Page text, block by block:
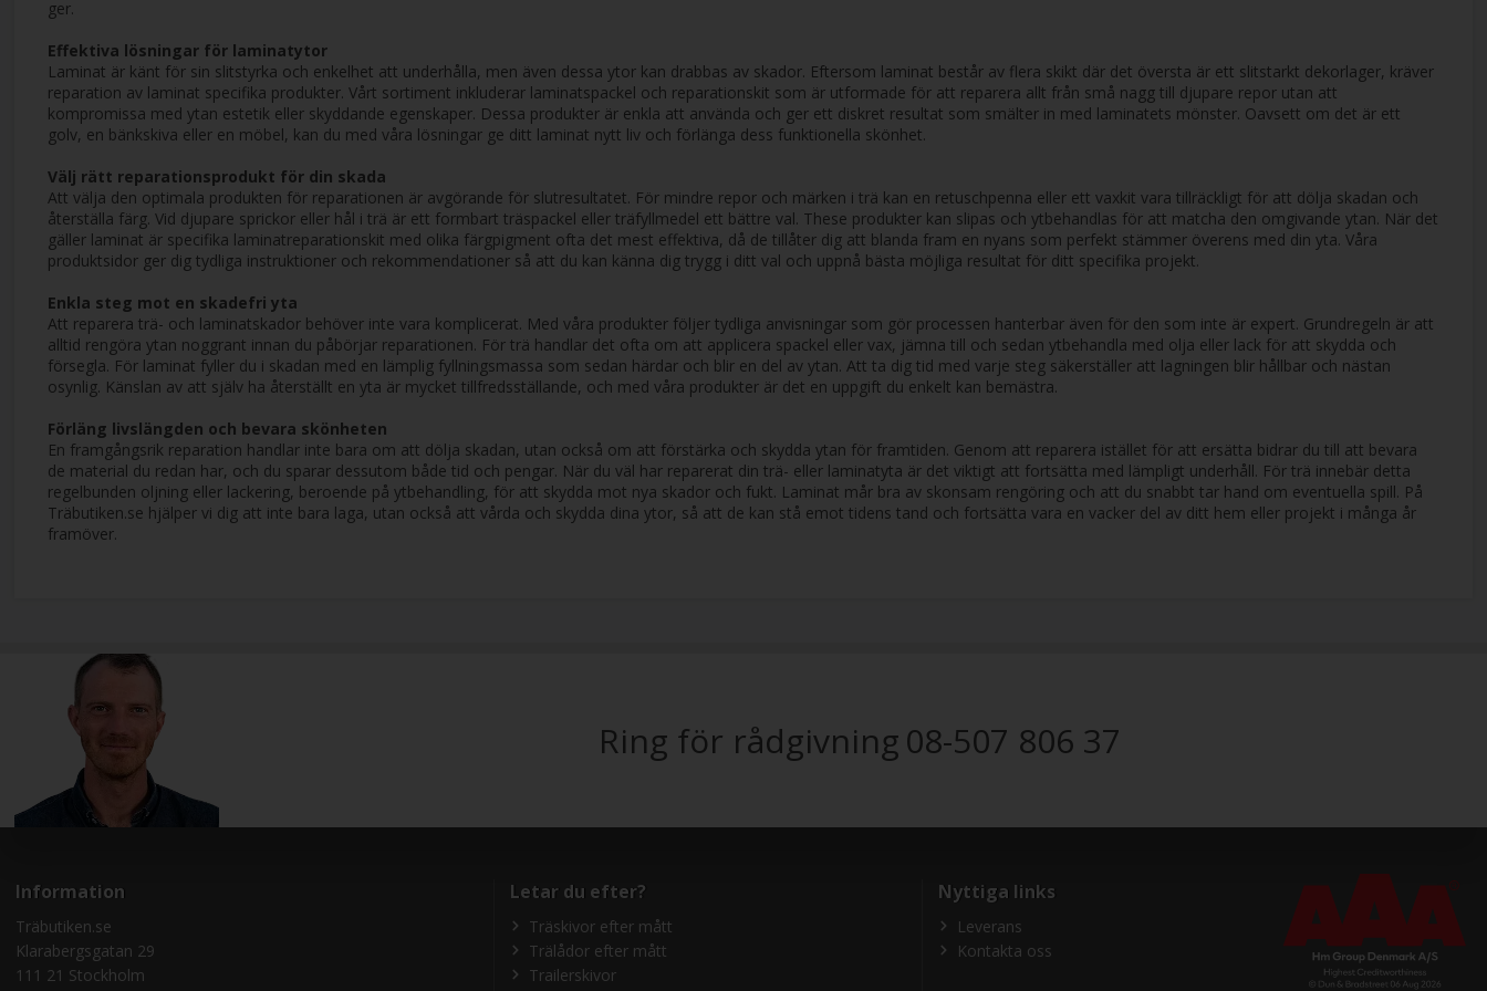
ger.
Effektiva lösningar för laminatytor
Laminat är känt för sin slitstyrka och enkelhet att underhålla, men även dessa ytor kan drabbas av skador. Eftersom laminat består av flera skikt där det översta är ett slitstarkt dekorlager, kräver
reparation av laminat specifika produkter. Vårt sortiment inkluderar laminatspackel och reparationskit som är utformade för att reparera allt från små nagg till djupare repor utan att
kompromissa med ytan estetik eller skyddande egenskaper. Dessa produkter är enkla att använda och ger ett diskret resultat som smälter in med laminatets mönster. Oavsett om det är ett
golv, en bänkskiva eller en möbel, kan du med våra lösningar ge ditt laminat nytt liv och förlänga dess funktionella skönhet.
Välj rätt reparationsprodukt för din skada
Att välja den optimala produkten för reparationen är avgörande för slutresultatet. För mindre repor och märken i trä kan en retuschpenna eller ett vaxkit vara tillräckligt för att dölja skadan och
återställa färg. Vid djupare sprickor eller hål i trä är ett formbart träspackel eller träfyllmedel ett bättre val. These produkter kan slipas och ytbehandlas för att matcha den omgivande ytan. När det
gäller laminat är specifika laminatreparationskit med olika färgpigment ofta det mest effektiva, då de tillåter dig att blanda fram en nyans som perfekt stämmer överens med din yta. Våra
produktsidor ger dig tydliga instruktioner och rekommendationer så att du kan känna dig trygg i ditt val och uppnå bästa möjliga resultat för ditt specifika projekt.
Enkla steg mot en skadefri yta
Att reparera trä- och laminatskador behöver inte vara komplicerat. Med våra produkter följer tydliga anvisningar som gör processen hanterbar även för den som inte är expert. Grundregeln är att
alltid rengöra ytan noggrant innan du påbörjar reparationen. För trä handlar det ofta om att applicera spackel eller vax, jämna till och sedan ytbehandla med olja eller lack för att skydda och
försegla. För laminat fyller du i skadan med en lämplig fyllningsmassa som sedan härdar och blir en del av ytan. Att ta dig tid med varje steg säkerställer att lagningen blir hållbar och nästan
osynlig. Känslan av att själv ha återställt en yta är mycket tillfredsställande, och med våra produkter är det en uppgift du enkelt kan bemästra.
Förläng livslängden och bevara skönheten
En framgångsrik reparation handlar inte bara om att dölja skadan, utan också om att förstärka och skydda ytan för framtiden. Genom att reparera istället för att ersätta bidrar du till att bevara
de material du redan har, och du sparar dessutom både tid och pengar. När du väl har reparerat din trä- eller laminatyta är det viktigt att fortsätta med lämpligt underhåll. För trä innebär detta
regelbunden oljning eller lackering, beroende på ytbehandling, för att skydda mot nya skador och fukt. Laminat mår bra av skonsam rengöring och att du snabbt tar hand om eventuella spill. På
Träbutiken.se hjälper vi dig att inte bara laga, utan också att vårda och skydda dina ytor, så att de kan stå emot tidens tand och fortsätta vara en vacker del av ditt hem eller projekt i många år
framöver.
Ring för rådgivning08-507 806 37
Information
Träbutiken.se
Klarabergsgatan 29
111 21 Stockholm
Letar du efter?
Träskivor efter mått
Trälådor efter mått
Trailerskivor
Nyttiga links
Leverans
Kontakta oss